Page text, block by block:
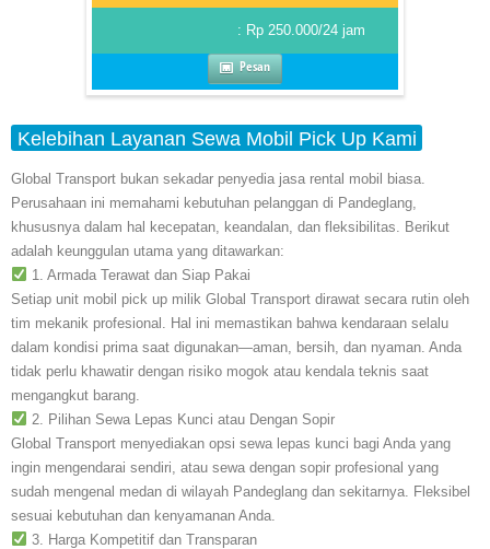
: Rp 250.000/24 jam
Pesan
Kelebihan Layanan Sewa Mobil Pick Up Kami
Global Transport bukan sekadar penyedia jasa rental mobil biasa.
Perusahaan ini memahami kebutuhan pelanggan di Pandeglang,
khususnya dalam hal kecepatan, keandalan, dan fleksibilitas. Berikut
adalah keunggulan utama yang ditawarkan:
1. Armada Terawat dan Siap Pakai
Setiap unit mobil pick up milik Global Transport dirawat secara rutin oleh
tim mekanik profesional. Hal ini memastikan bahwa kendaraan selalu
dalam kondisi prima saat digunakan—aman, bersih, dan nyaman. Anda
tidak perlu khawatir dengan risiko mogok atau kendala teknis saat
mengangkut barang.
2. Pilihan Sewa Lepas Kunci atau Dengan Sopir
Global Transport menyediakan opsi sewa lepas kunci bagi Anda yang
ingin mengendarai sendiri, atau sewa dengan sopir profesional yang
sudah mengenal medan di wilayah Pandeglang dan sekitarnya. Fleksibel
sesuai kebutuhan dan kenyamanan Anda.
3. Harga Kompetitif dan Transparan